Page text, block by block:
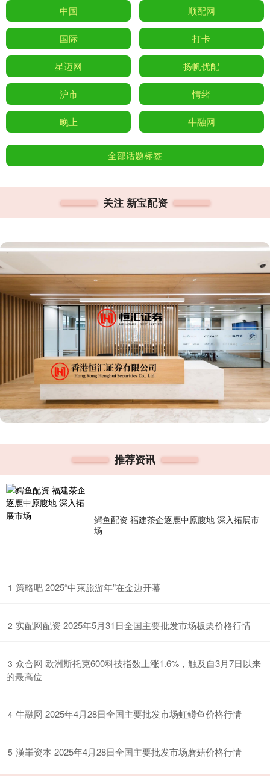
中国 顺配网
国际 打卡
星迈网 扬帆优配
沪市 情绪
晚上 牛融网
全部话题标签
关注 新宝配资
推荐资讯
鳄鱼配资 福建茶企逐鹿中原腹地 深入拓展市
场
1 ​策略吧 2025“中柬旅游年”在金边开幕
2 ​实配网配资 2025年5月31日全国主要批发市场板栗价格行情
3 ​众合网 欧洲斯托克600科技指数上涨1.6%，触及自3月7日以来
的最高位
4 ​牛融网 2025年4月28日全国主要批发市场虹鳟鱼价格行情
5 ​漢崋资本 2025年4月28日全国主要批发市场蘑菇价格行情